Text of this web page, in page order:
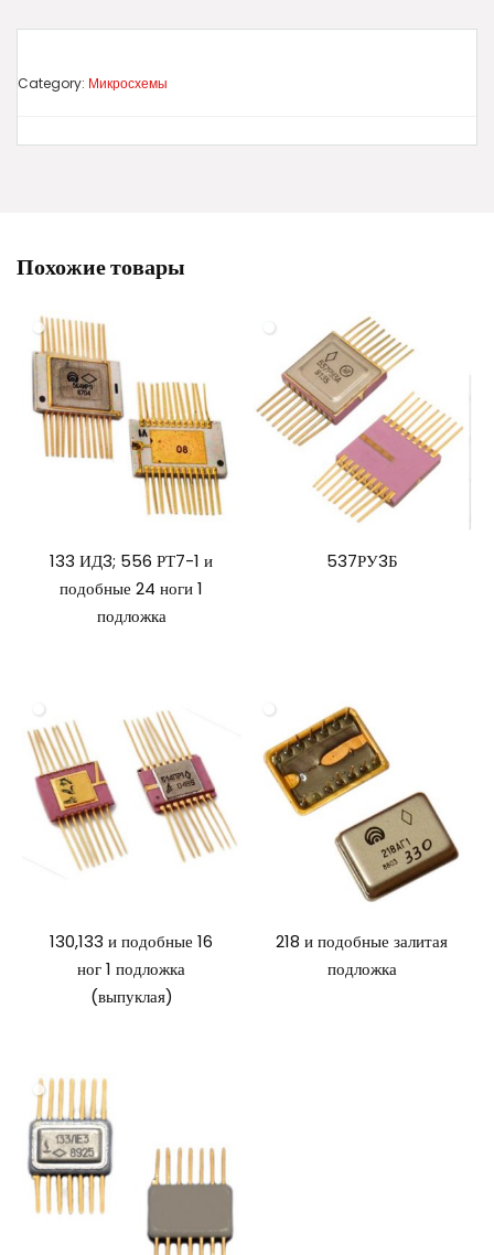
Category: Микросхемы
Похожие товары
133 ИД3; 556 РТ7-1 и
подобные 24 ноги 1
подложка
537РУ3Б
130,133 и подобные 16
ног 1 подложка
(выпуклая)
218 и подобные залитая
подложка